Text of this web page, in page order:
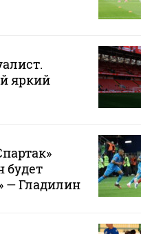
яркий
будет
— Гладилин